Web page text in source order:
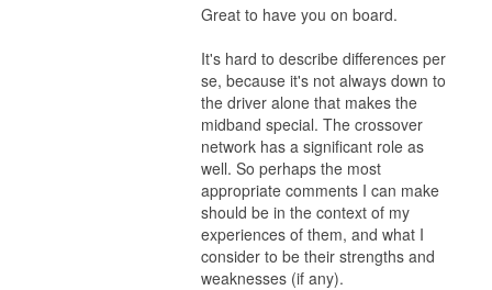
Great to have you on board.
It's hard to describe differences per
se, because it's not always down to
the driver alone that makes the
midband special. The crossover
network has a significant role as
well. So perhaps the most
appropriate comments I can make
should be in the context of my
experiences of them, and what I
consider to be their strengths and
weaknesses (if any).